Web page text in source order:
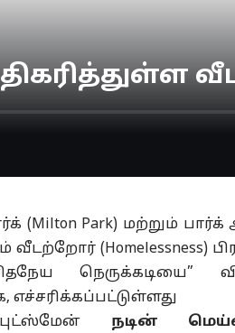
Park) மற்றும் பார்க்
வீடற்றோர் (Homelessness)
நெருக்கடியை”
நடின்